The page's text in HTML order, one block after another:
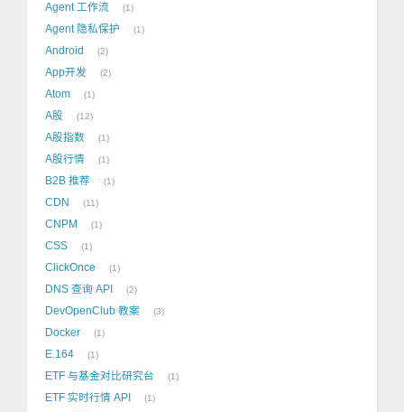
Agent 工作流 1
Agent 隐私保护 1
Android 2
App开发 2
Atom 1
A股 12
A股指数 1
A股行情 1
B2B 推荐 1
CDN 11
CNPM 1
CSS 1
ClickOnce 1
DNS 查询 API 2
DevOpenClub 教案 3
Docker 1
E.164 1
ETF 与基金对比研究台 1
ETF 实时行情 API 1